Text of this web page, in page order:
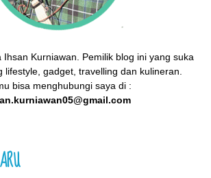
Ihsan Kurniawan. Pemilik blog ini yang suka
lifestyle, gadget, travelling dan kulineran.
bisa menghubungi saya di :